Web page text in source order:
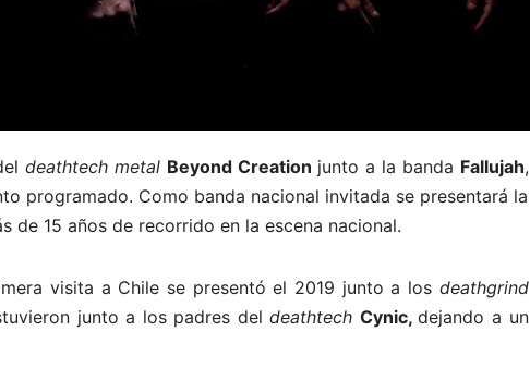
deathtech metal Beyond Creation junto a la banda Fallujah,
programado. Como banda nacional invitada se presentará la
de 15 años de recorrido en la escena nacional.
visita a Chile se presentó el 2019 junto a los deathgrind
junto a los padres deldeathtech Cynic,dejando a un